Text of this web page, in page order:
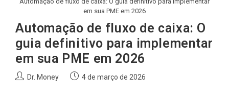
em sua PME em 2026
Automação de fluxo de caixa: O
guia definitivo para implementar
em sua PME em 2026
AutorDr. Money
Post4 de março de 2026